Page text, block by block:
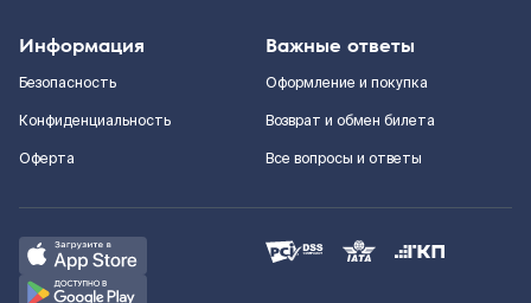
Информация
Безопасность
Конфиденциальность
Оферта
Важные ответы
Оформление и покупка
Возврат и обмен билета
Все вопросы и ответы